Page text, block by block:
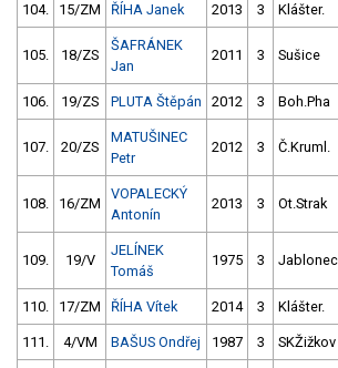
104. 15/ZM ŘÍHA Janek 2013 3 Klášter.
105. 18/ZS
ŠAFRÁNEK
Jan
2011 3 Sušice
106. 19/ZS PLUTA Štěpán 2012 3 Boh.Pha
107. 20/ZS
MATUŠINEC
Petr
2012 3 Č.Kruml.
108. 16/ZM
VOPALECKÝ
Antonín
2013 3 Ot.Strak
109. 19/V
JELÍNEK
Tomáš
1975 3 Jablonec
110. 17/ZM ŘÍHA Vítek 2014 3 Klášter.
111. 4/VM BAŠUS Ondřej 1987 3 SKŽižkov